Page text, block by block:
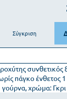
Σύγκριση